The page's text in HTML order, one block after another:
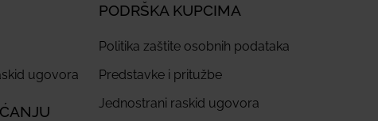
ugovora
PODRŠKA KUPCIMA
Politika zaštite osobnih podataka
Predstavke i pritužbe
Jednostrani raskid ugovora